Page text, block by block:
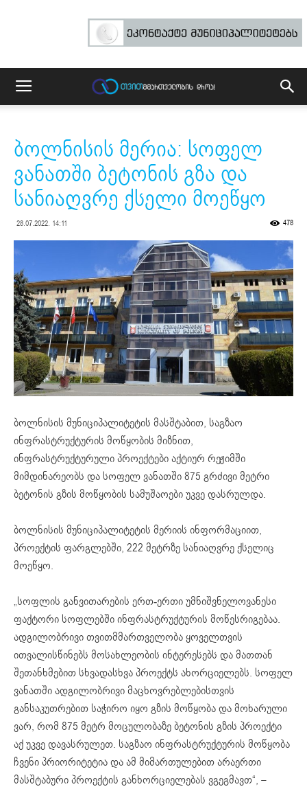
ბოლნისის მერია: სოფელ
ვანათში ბეტონის გზა და
სანიაღვრე ქსელი მოეწყო
28.07.2022. 14:11 478
ბოლნისის მუნიციპალიტეტის მასშტაბით, საგზაო
ინფრასტრუქტურის მოწყობის მიზნით,
ინფრასტრუქტურული პროექტები აქტიურ რეჟიმში
მიმდინარეობს და სოფელ ვანათში 875 გრძივი მეტრი
ბეტონის გზის მოწყობის სამუშაოები უკვე დასრულდა.
ბოლნისის მუნიციპალიტეტის მერიის ინფორმაციით,
პროექტის ფარგლებში, 222 მეტრზე სანიაღვრე ქსელიც
მოეწყო.
„სოფლის განვითარების ერთ-ერთი უმნიშვნელოვანესი
ფაქტორი სოფლებში ინფრასტრუქტურის მოწესრიგებაა.
ადგილობრივი თვითმმართველობა ყოველთვის
ითვალისწინებს მოსახლეობის ინტერესებს და მათთან
შეთანხმებით სხვადასხვა პროექტს ახორციელებს. სოფელ
ვანათში ადგილობრივი მაცხოვრებლებისთვის
განსაკუთრებით საჭირო იყო გზის მოწყობა და მოხარული
ვარ, რომ 875 მეტრ მოცულობაზე ბეტონის გზის პროექტი
აქ უკვე დავასრულეთ. საგზაო ინფრასტრუქტურის მოწყობა
ჩვენი პრიორიტეტია და ამ მიმართულებით არაერთი
მასშტაბური პროექტის განხორციელებას ვგეგმავთ“, –